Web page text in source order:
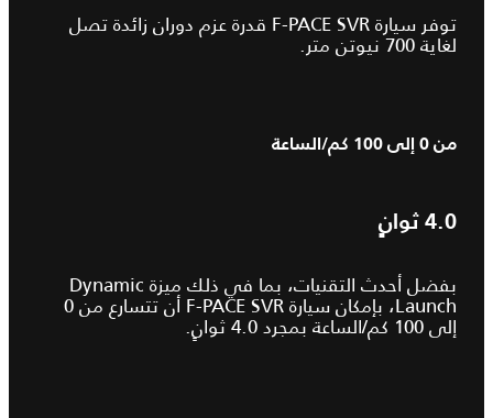
توفر سيارة F‑PACE SVR قدرة عزم دوران زائدة تصل
لغاية 700 نيوتن متر.
من 0 إلى 100 كم/الساعة
4.0 ثوانٍ
بفضل أحدث التقنيات، بما في ذلك ميزة Dynamic
Launch، بإمكان سيارة F‑PACE SVR أن تتسارع من 0
إلى 100 كم/الساعة بمجرد 4.0 ثوانٍ.